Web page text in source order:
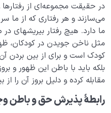
در حقیقت مجموعه‌ای از
می‌سازند و هر رفتاری که از
ما دارد. هیچ رفتار بی­ریشه­ای در
مثل ناخن جویدن در کودکان،
کودک است و برای از بین بردن
بلکه باید با باطن این ظهور و
مقابله کرده و دلیل بروز آن را از
رابطۀ پذیرش حق و باطن